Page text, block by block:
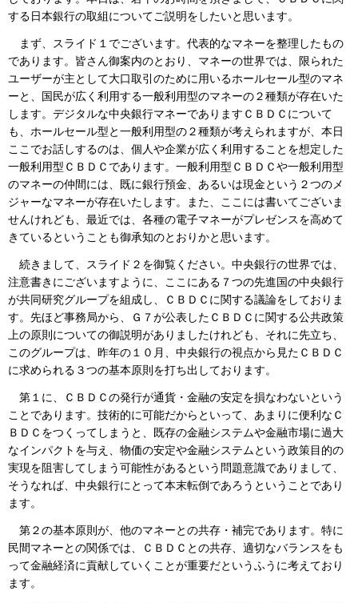
する日本銀行の取組についてご説明をしたいと思います。
まず、スライド１でございます。代表的なマネーを整理したもの
であります。皆さん御案内のとおり、マネーの世界では、限られた
ユーザーが主として大口取引のために用いるホールセール型のマネ
ーと、国民が広く利用する一般利用型のマネーの２種類が存在いた
します。デジタルな中央銀行マネーでありますＣＢＤＣについて
も、ホールセール型と一般利用型の２種類が考えられますが、本日
ここでお話しするのは、個人や企業が広く利用することを想定した
一般利用型ＣＢＤＣであります。一般利用型ＣＢＤＣや一般利用型
のマネーの仲間には、既に銀行預金、あるいは現金という２つのメ
ジャーなマネーが存在いたします。また、ここには書いてございま
せんけれども、最近では、各種の電子マネーがプレゼンスを高めて
きているということも御承知のとおりかと思います。
続きまして、スライド２を御覧ください。中央銀行の世界では、
注意書きにございますように、ここにある７つの先進国の中央銀行
が共同研究グループを組成し、ＣＢＤＣに関する議論をしておりま
す。先ほど事務局から、Ｇ７が公表したＣＢＤＣに関する公共政策
上の原則についての御説明がありましたけれども、それに先立ち、
このグループは、昨年の１０月、中央銀行の視点から見たＣＢＤＣ
に求められる３つの基本原則を打ち出しております。
第１に、ＣＢＤＣの発行が通貨・金融の安定を損なわないという
ことであります。技術的に可能だからといって、あまりに便利なＣ
ＢＤＣをつくってしまうと、既存の金融システムや金融市場に過大
なインパクトを与え、物価の安定や金融システムという政策目的の
実現を阻害してしまう可能性があるという問題意識でありまして、
そうなれば、中央銀行にとって本末転倒であろうということであり
ます。
第２の基本原則が、他のマネーとの共存・補完であります。特に
民間マネーとの関係では、ＣＢＤＣとの共存、適切なバランスをも
って金融経済に貢献していくことが重要だというふうに考えており
ます。